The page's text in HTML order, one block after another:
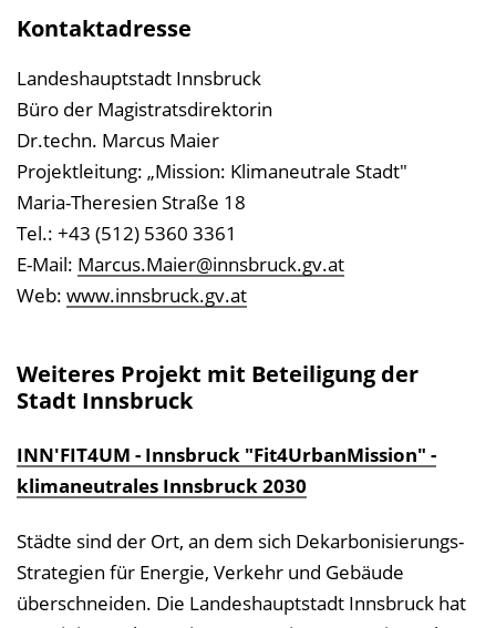
Kontaktadresse
Landeshauptstadt Innsbruck
Büro der Magistratsdirektorin
Dr.techn. Marcus Maier
Projektleitung: „Mission: Klimaneutrale Stadt"
Maria-Theresien Straße 18
Tel.: +43 (512) 5360 3361
E-Mail: Marcus.Maier@innsbruck.gv.at
Web: www.innsbruck.gv.at
Weiteres Projekt mit Beteiligung der
Stadt Innsbruck
INN'FIT4UM - Innsbruck "Fit4UrbanMission" -
klimaneutrales Innsbruck 2030
Städte sind der Ort, an dem sich Dekarbonisierungs-
Strategien für Energie, Verkehr und Gebäude
überschneiden. Die Landeshauptstadt Innsbruck hat